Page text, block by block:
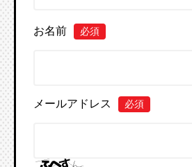
お名前 必須
メールアドレス 必須